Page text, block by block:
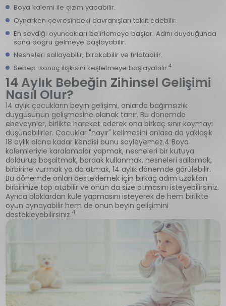
Boya kalemi ile çizim yapabilir.
Oynarken çevresindeki davranışları taklit edebilir.
En sevdiği oyuncakları belirlemeye başlar. Adını duyduğunda
sana doğru gelmeye başlayabilir.
Nesneleri sallayabilir, bırakabilir ve fırlatabilir.
Sebep-sonuç ilişkisini keşfetmeye başlayabilir.4
14 Aylık Bebeğin Zihinsel Gelişimi
Nasıl Olur?
14 aylık çocukların beyin gelişimi, onlarda bağımsızlık
duygusunun gelişmesine olanak tanır. Bu dönemde
ebeveynler, birlikte hareket ederek ona birkaç sınır koymayı
düşünebilirler. Çocuklar "hayır" kelimesini anlasa da yaklaşık
18 aylık olana kadar kendisi bunu söyleyemez.4 Boya
kalemleriyle karalamalar yapmak, nesneleri bir kutuya
doldurup boşaltmak, bardak kullanmak, nesneleri sallamak,
birbirine vurmak ya da atmak, 14 aylık dönemde görülebilir.
Bu dönemde onları desteklemek için birkaç adım uzaktan
birbirinize top atabilir ve onun da size atmasını isteyebilirsiniz.
Ayrıca bloklardan kule yapmasını isteyerek de hem birlikte
oyun oynayabilir hem de onun beyin gelişimini
destekleyebilirsiniz.4